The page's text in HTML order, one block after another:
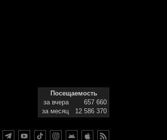
Посещаемость
за вчера
657 660
за месяц
12 586 370